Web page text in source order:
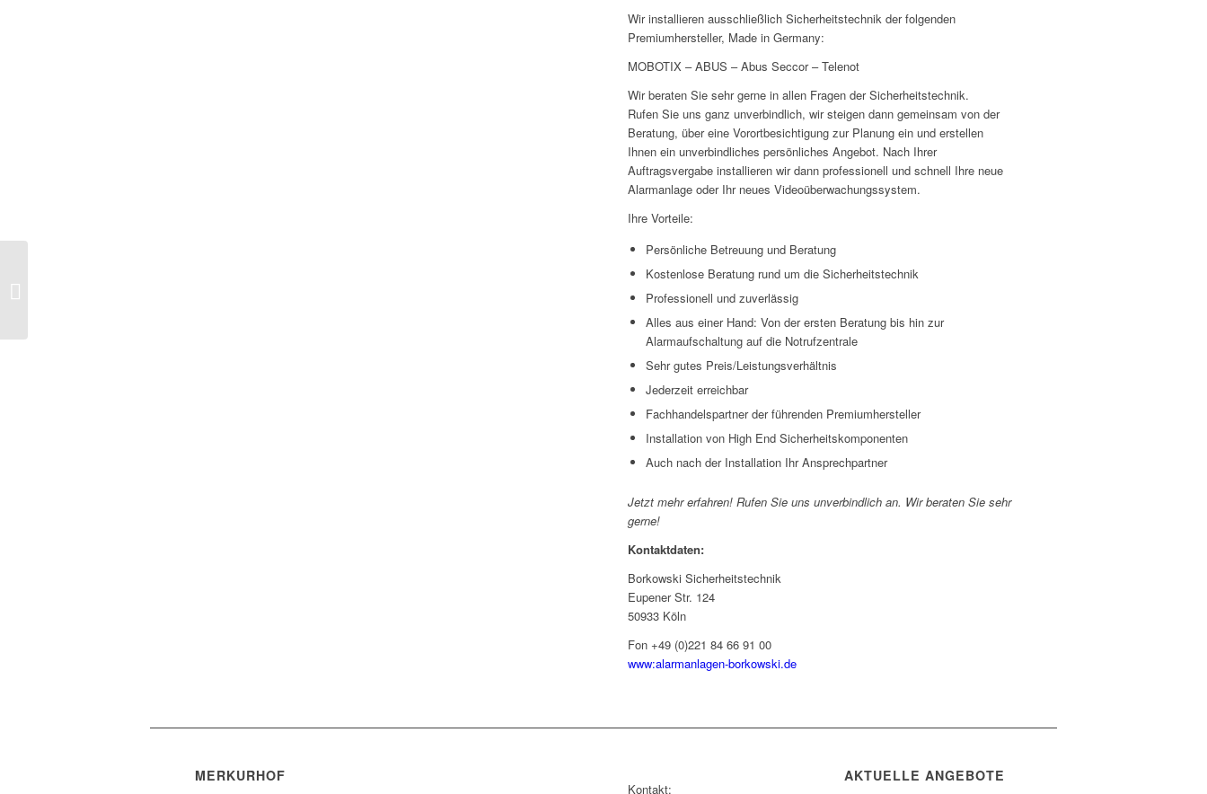
Wir installieren ausschließlich Sicherheitstechnik der folgenden
Premiumhersteller, Made in Germany:
MOBOTIX – ABUS – Abus Seccor – Telenot
Wir beraten Sie sehr gerne in allen Fragen der Sicherheitstechnik.
Rufen Sie uns ganz unverbindlich, wir steigen dann gemeinsam von der
Beratung, über eine Vorortbesichtigung zur Planung ein und erstellen
Ihnen ein unverbindliches persönliches Angebot. Nach Ihrer
Auftragsvergabe installieren wir dann professionell und schnell Ihre neue
Alarmanlage oder Ihr neues Videoüberwachungssystem.
Ihre Vorteile:
Persönliche Betreuung und Beratung
Kostenlose Beratung rund um die Sicherheitstechnik
Professionell und zuverlässig
Alles aus einer Hand: Von der ersten Beratung bis hin zur
Alarmaufschaltung auf die Notrufzentrale
Sehr gutes Preis/Leistungsverhältnis
Jederzeit erreichbar
Fachhandelspartner der führenden Premiumhersteller
Installation von High End Sicherheitskomponenten
Auch nach der Installation Ihr Ansprechpartner
Jetzt mehr erfahren! Rufen Sie uns unverbindlich an. Wir beraten Sie sehr
gerne!
Kontaktdaten:
Borkowski Sicherheitstechnik
Eupener Str. 124
50933 Köln
Fon +49 (0)221 84 66 91 00
www:alarmanlagen-borkowski.de
MERKURHOF
Kontakt:
AKTUELLE ANGEBOTE